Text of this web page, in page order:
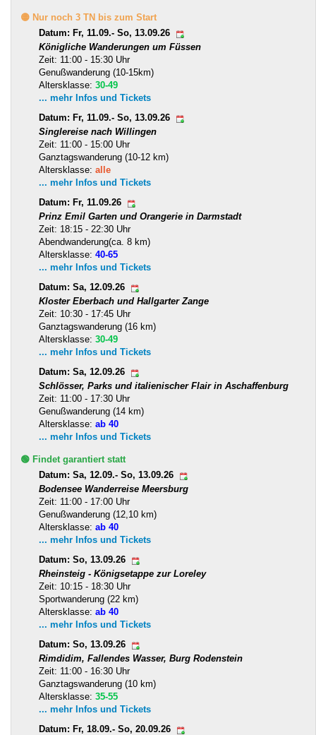
🟡 Nur noch 3 TN bis zum Start
Datum: Fr, 11.09.- So, 13.09.26
Königliche Wanderungen um Füssen
Zeit: 11:00 - 15:30 Uhr
Genußwanderung (10-15km)
Altersklasse: 30-49
... mehr Infos und Tickets
Datum: Fr, 11.09.- So, 13.09.26
Singlereise nach Willingen
Zeit: 11:00 - 15:00 Uhr
Ganztagswanderung (10-12 km)
Altersklasse: alle
... mehr Infos und Tickets
Datum: Fr, 11.09.26
Prinz Emil Garten und Orangerie in Darmstadt
Zeit: 18:15 - 22:30 Uhr
Abendwanderung(ca. 8 km)
Altersklasse: 40-65
... mehr Infos und Tickets
Datum: Sa, 12.09.26
Kloster Eberbach und Hallgarter Zange
Zeit: 10:30 - 17:45 Uhr
Ganztagswanderung (16 km)
Altersklasse: 30-49
... mehr Infos und Tickets
Datum: Sa, 12.09.26
Schlösser, Parks und italienischer Flair in Aschaffenburg
Zeit: 11:00 - 17:30 Uhr
Genußwanderung (14 km)
Altersklasse: ab 40
... mehr Infos und Tickets
🟢 Findet garantiert statt
Datum: Sa, 12.09.- So, 13.09.26
Bodensee Wanderreise Meersburg
Zeit: 11:00 - 17:00 Uhr
Genußwanderung (12,10 km)
Altersklasse: ab 40
... mehr Infos und Tickets
Datum: So, 13.09.26
Rheinsteig - Königsetappe zur Loreley
Zeit: 10:15 - 18:30 Uhr
Sportwanderung (22 km)
Altersklasse: ab 40
... mehr Infos und Tickets
Datum: So, 13.09.26
Rimdidim, Fallendes Wasser, Burg Rodenstein
Zeit: 11:00 - 16:30 Uhr
Ganztagswanderung (10 km)
Altersklasse: 35-55
... mehr Infos und Tickets
Datum: Fr, 18.09.- So, 20.09.26